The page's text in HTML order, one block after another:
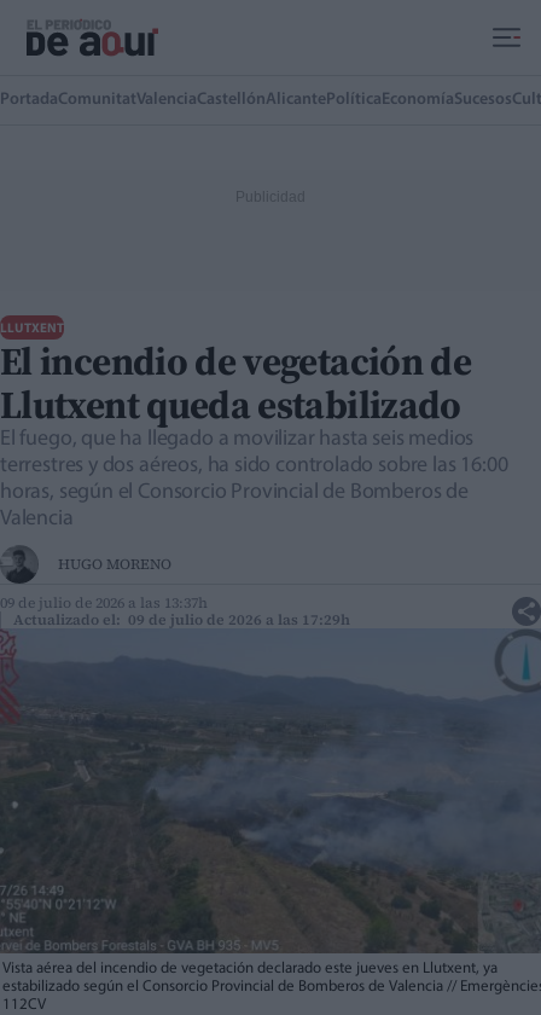
PortadaComunitatValenciaCastellónAlicante Política EconomíaSucesos
LLUTXENT
El incendio de vegetación de
Llutxent queda estabilizado
El fuego, que ha llegado a movilizar hasta seis medios
terrestres y dos aéreos, ha sido controlado sobre las 16:00
horas, según el Consorcio Provincial de Bomberos de
Valencia
HUGO MORENO
09 de julio de 2026 a las 13:37h
Actualizado el: 09 de julio de 2026 a las 17:29h
Vista aérea del incendio de vegetación declarado este jueves en Llutxent, ya
estabilizado según el Consorcio Provincial de Bomberos de Valencia //
112CV